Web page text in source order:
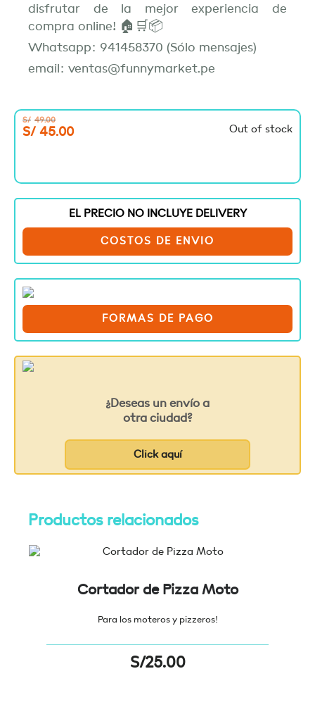
disfrutar de la mejor experiencia de
compra online! 🏠🛒📦
Whatsapp: 941458370 (Sólo mensajes)
email: ventas@funnymarket.pe
S/ 49.00
S/ 45.00 Out of stock
EL PRECIO NO INCLUYE DELIVERY
COSTOS DE ENVIO
FORMAS DE PAGO
¿Deseas un envío a
otra ciudad?
Click aquí
Productos relacionados
Cortador de Pizza Moto
Para los moteros y pizzeros!
S/25.00